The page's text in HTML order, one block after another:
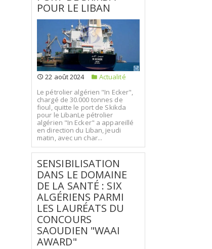
POUR LE LIBAN
22 août 2024
Actualité
Le pétrolier algérien "In Ecker",
chargé de 30.000 tonnes de
fioul, quitte le port de Skikda
pour le LibanLe pétrolier
algérien "In Ecker" a appareillé
en direction du Liban, jeudi
matin, avec un char...
SENSIBILISATION
DANS LE DOMAINE
DE LA SANTÉ : SIX
ALGÉRIENS PARMI
LES LAURÉATS DU
CONCOURS
SAOUDIEN "WAAI
AWARD"